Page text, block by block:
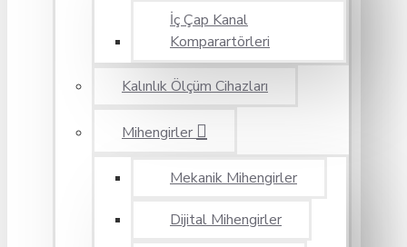
İç Çap Kanal
Komparartörleri
Kalınlık Ölçüm Cihazları
Mihengirler
Mekanik Mihengirler
Dijital Mihengirler